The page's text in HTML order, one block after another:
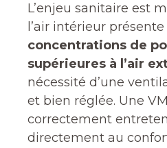
L’enjeu sanitaire est
l’air intérieur présente
concentrations de
supérieures à l’air
nécessité d’une
et bien réglée. Une
correctement
directement au